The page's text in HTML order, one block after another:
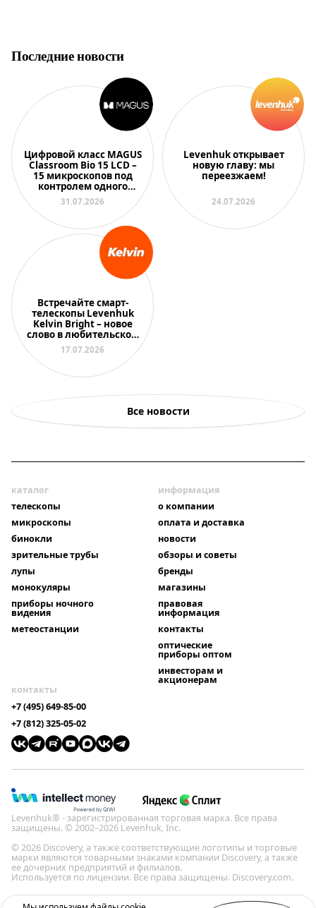
Последние новости
Цифровой класс MAGUS
Classroom Bio 15 LCD –
15 микроскопов под
контролем одного
преподавателя
31.07.2026
Levenhuk открывает
новую главу: мы
переезжаем!
24.07.2026
Встречайте смарт-
телескопы Levenhuk
Kelvin Bright – новое
слово в любительской
астрономии
17.07.2026
Все новости
каталог
телескопы
микроскопы
бинокли
зрительные трубы
лупы
монокуляры
приборы ночного
видения
метеостанции
информация
о компании
оплата и доставка
новости
обзоры и советы
бренды
магазины
правовая
информация
контакты
оптические
приборы оптом
инвесторам и
акционерам
контакты
+7 (495) 649-85-00
+7 (812) 325-05-02
Levenhuk® - зарегистрированная торговая марка. Все права
защищены. © 2002–2026 Levenhuk, Inc.
© 2026 Discovery, а также соответствующие логотипы и торговые
марки являются товарными знаками компании Discovery, а также
ее дочерних предприятий и филиалов.
Используется по лицензии. Все права защищены. Discovery.com.
Политика конфиденциальности